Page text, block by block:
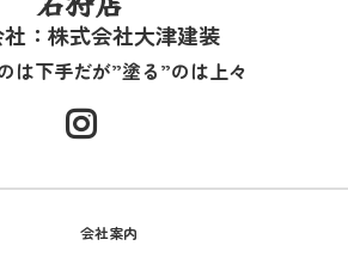
：株式会社大津建装
は下手だが”塗る”のは上々
会社案内